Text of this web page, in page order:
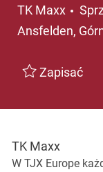
TK Maxx
Ansfelden,
Zapisać
TK Maxx
W TJX Europe